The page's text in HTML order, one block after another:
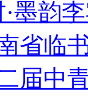
墨韵
省临
届中